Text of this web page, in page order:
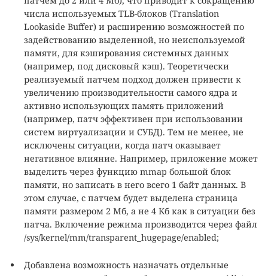
числа используемых TLB-блоков (Translation
Lookaside Buffer) и расширению возможностей по
задействованию выделенной, но неиспользуемой
памяти, для кэширования системных данных
(например, под дисковый кэш). Теоретически
реализуемый патчем подход должен привести к
увеличению производительности самого ядра и
активно использующих память приложений
(например, патч эффективен при использовании
систем виртуализации и СУБД). Тем не менее, не
исключены ситуации, когда патч оказывает
негативное влияние. Например, приложение может
выделить через функцию mmap большой блок
памяти, но записать в него всего 1 байт данных. В
этом случае, с патчем будет выделена страница
памяти размером 2 Мб, а не 4 Кб как в ситуации без
патча. Включение режима производится через файл
/sys/kernel/mm/transparent_hugepage/enabled;
Добавлена возможность назначать отдельные